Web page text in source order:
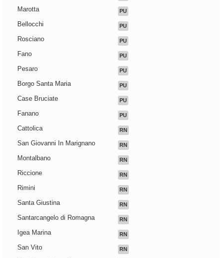
Marotta PU
Bellocchi PU
Rosciano PU
Fano PU
Pesaro PU
Borgo Santa Maria PU
Case Bruciate PU
Fanano PU
Cattolica RN
San Giovanni In Marignano RN
Montalbano RN
Riccione RN
Rimini RN
Santa Giustina RN
Santarcangelo di Romagna RN
Igea Marina RN
San Vito RN